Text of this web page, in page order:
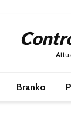
Branko